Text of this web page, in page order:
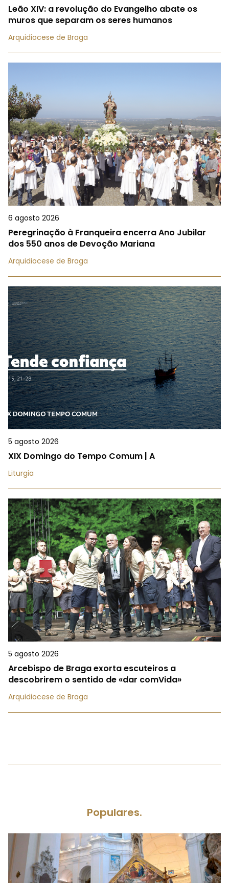
Leão XIV: a revolução do Evangelho abate os
muros que separam os seres humanos
Arquidiocese de Braga
6 agosto 2026
Peregrinação à Franqueira encerra Ano Jubilar
dos 550 anos de Devoção Mariana
Arquidiocese de Braga
5 agosto 2026
XIX Domingo do Tempo Comum | A
Liturgia
5 agosto 2026
Arcebispo de Braga exorta escuteiros a
descobrirem o sentido de «dar comVida»
Arquidiocese de Braga
Populares.